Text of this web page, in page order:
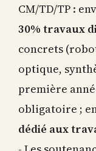
CM/TD/TP :
30% travaux
concrets
optique,
première
obligatoire ; en
dédié aux